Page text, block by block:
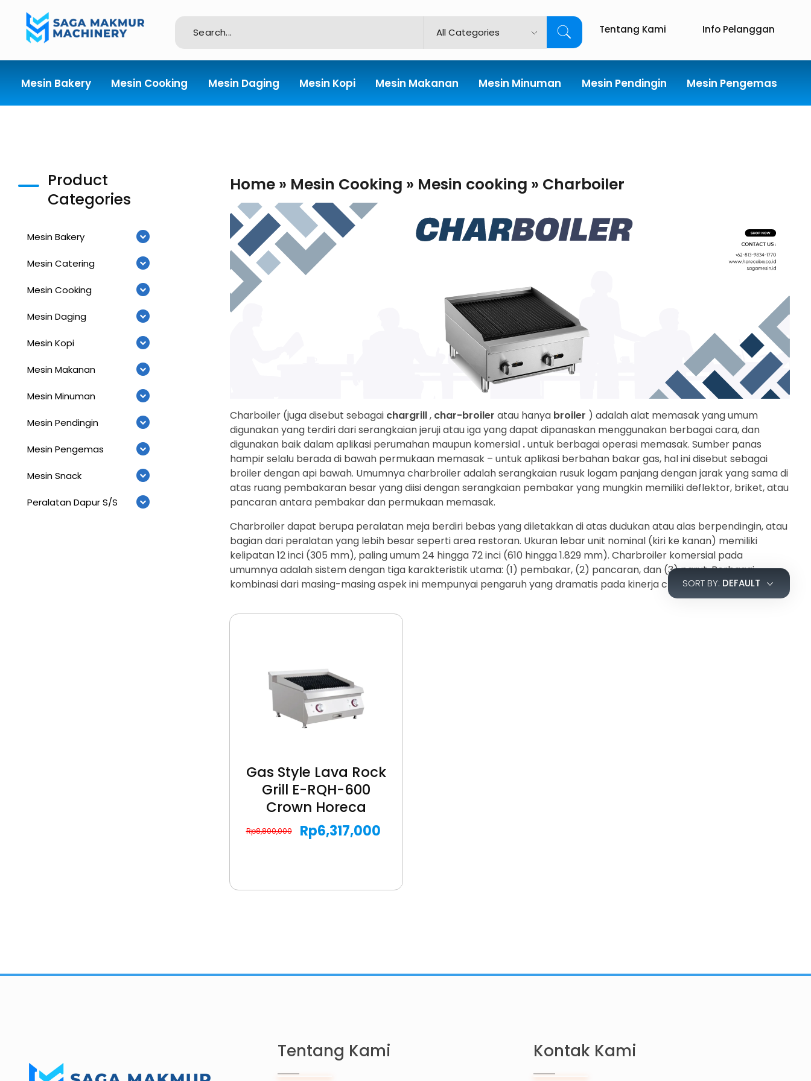
Tentang Kami Info Pelanggan
Mesin Bakery Mesin Cooking Mesin Daging Mesin Kopi Mesin Makanan Mesin Minuman Mesin Pendingin Mesin Pengemas
Home» Mesin Cooking » Mesin cooking » Charboiler
Charboiler (juga disebut sebagai chargrill, char-broiler atau hanya broiler ) adalah alat memasak yang umum
digunakan yang terdiri dari serangkaian jeruji atau iga yang dapat dipanaskan menggunakan berbagai cara, dan
digunakan baik dalam aplikasi perumahan maupun komersial .untuk berbagai operasi memasak. Sumber panas
hampir selalu berada di bawah permukaan memasak – untuk aplikasi berbahan bakar gas, hal ini disebut sebagai
broiler dengan api bawah. Umumnya charbroiler adalah serangkaian rusuk logam panjang dengan jarak yang sama di
atas ruang pembakaran besar yang diisi dengan serangkaian pembakar yang mungkin memiliki deflektor, briket, atau
pancaran antara pembakar dan permukaan memasak.
Charbroiler dapat berupa peralatan meja berdiri bebas yang diletakkan di atas dudukan atau alas berpendingin, atau
bagian dari peralatan yang lebih besar seperti area restoran. Ukuran lebar unit nominal (kiri ke kanan) memiliki
kelipatan 12 inci (305 mm), paling umum 24 hingga 72 inci (610 hingga 1.829 mm). Charbroiler komersial pada
umumnya adalah sistem dengan tiga karakteristik utama: (1) pembakar, (2) pancaran, dan (3) parut.Berbagai
kombinasi dari masing-masing aspek ini mempunyai pengaruh yang dramatis pada kinerja charbroiler,
SORT BY: DEFAULT
Gas Style Lava Rock
Grill E-RQH-600
Crown Horeca
Rp6,317,000
Rp8,800,000
Product
Categories
Mesin Bakery
Mesin Catering
Mesin Cooking
Mesin Daging
Mesin Kopi
Mesin Makanan
Mesin Minuman
Mesin Pendingin
Mesin Pengemas
Mesin Snack
Peralatan Dapur S/S
Tentang Kami Kontak Kami